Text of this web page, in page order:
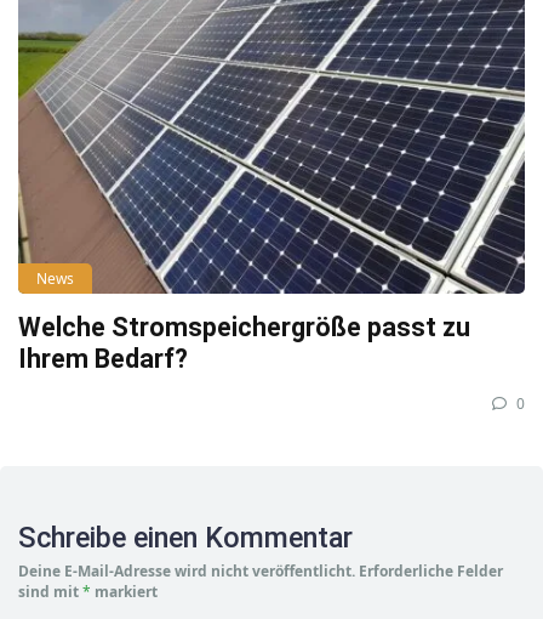
News
Welche Stromspeichergröße passt zu
Ihrem Bedarf?
0
Schreibe einen Kommentar
Deine E-Mail-Adresse wird nicht veröffentlicht. Erforderliche Felder
sind mit* markiert